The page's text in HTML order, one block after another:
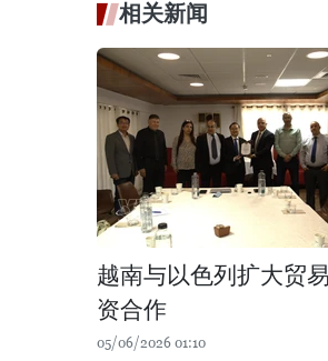
相关新闻
越南与以色列扩大贸
资合作
05/06/2026 01:10